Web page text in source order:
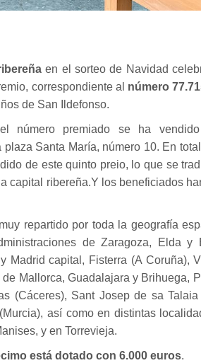
en el sorteo de Navidad
correspondiente al número
de San Ildefonso.
número premiado se ha
plaza Santa María, número 10. En
de este quinto preio, lo que se
capital ribereña.Y los beneficiados
repartido por toda la geografía
de Zaragoza, Elda y
Madrid capital, Fisterra (A Coruña),
Mallorca, Guadalajara y Brihuega,
(Cáceres), Sant Josep de sa
así como en distintas
y en Torrevieja.
está dotado con 6.000 euros.